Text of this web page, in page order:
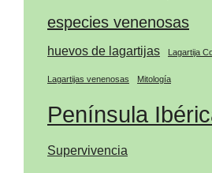
especies venenosas
huevos de lagartijas Lagartija
Lagartijas venenosas Mitología
Península
Supervivencia